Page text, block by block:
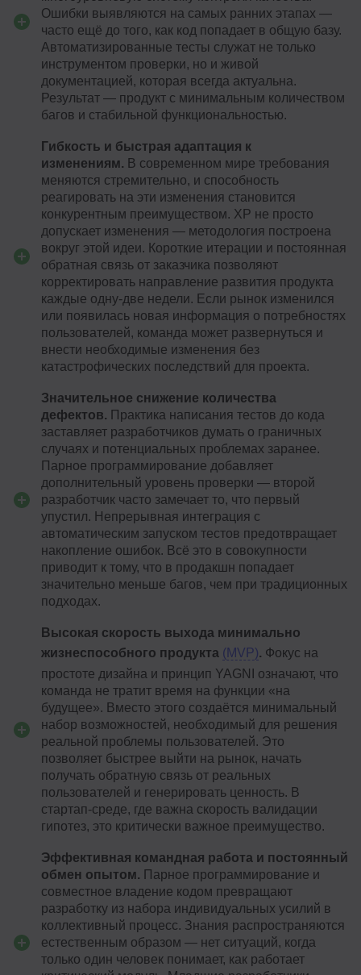
Ошибки выявляются на самых ранних этапах —
часто ещё до того, как код попадает в общую базу.
Автоматизированные тесты служат не только
инструментом проверки, но и живой
документацией, которая всегда актуальна.
Результат — продукт с минимальным количеством
багов и стабильной функциональностью.
Гибкость и быстрая адаптация к
изменениям. В современном мире требования
меняются стремительно, и способность
реагировать на эти изменения становится
конкурентным преимуществом. XP не просто
допускает изменения — методология построена
вокруг этой идеи. Короткие итерации и постоянная
обратная связь от заказчика позволяют
корректировать направление развития продукта
каждые одну-две недели. Если рынок изменился
или появилась новая информация о потребностях
пользователей, команда может развернуться и
внести необходимые изменения без
катастрофических последствий для проекта.
Значительное снижение количества
дефектов. Практика написания тестов до кода
заставляет разработчиков думать о граничных
случаях и потенциальных проблемах заранее.
Парное программирование добавляет
дополнительный уровень проверки — второй
разработчик часто замечает то, что первый
упустил. Непрерывная интеграция с
автоматическим запуском тестов предотвращает
накопление ошибок. Всё это в совокупности
приводит к тому, что в продакшн попадает
значительно меньше багов, чем при традиционных
подходах.
Высокая скорость выхода минимально
жизнеспособного продукта (MVP). Фокус на
простоте дизайна и принцип YAGNI означают, что
команда не тратит время на функции «на
будущее». Вместо этого создаётся минимальный
набор возможностей, необходимый для решения
реальной проблемы пользователей. Это
позволяет быстрее выйти на рынок, начать
получать обратную связь от реальных
пользователей и генерировать ценность. В
стартап-среде, где важна скорость валидации
гипотез, это критически важное преимущество.
Эффективная командная работа и постоянный
обмен опытом. Парное программирование и
совместное владение кодом превращают
разработку из набора индивидуальных усилий в
коллективный процесс. Знания распространяются
естественным образом — нет ситуаций, когда
только один человек понимает, как работает